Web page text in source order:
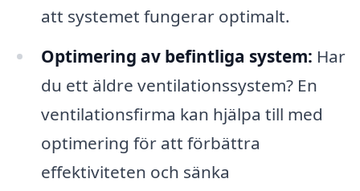
att systemet fungerar optimalt.
Optimering av befintliga system: Har
du ett äldre ventilationssystem? En
ventilationsfirma kan hjälpa till med
optimering för att förbättra
effektiviteten och sänka